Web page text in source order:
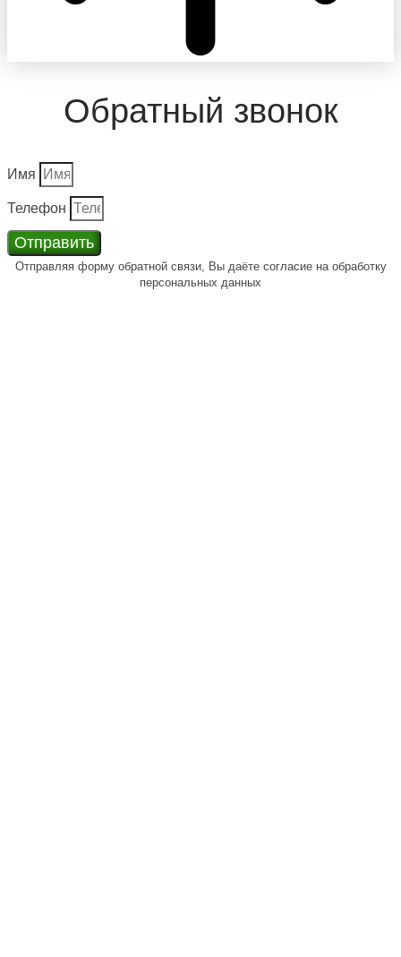
Обратный звонок
Имя
Телефон
Отправить
Отправляя форму обратной связи, Вы даёте согласие на обработку
персональных данных